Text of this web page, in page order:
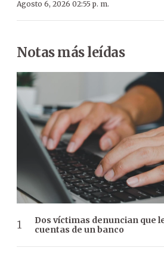
Agosto 6, 2026 02:55 p. m.
Notas más leídas
Dos víctimas denuncian que
cuentas de un banco